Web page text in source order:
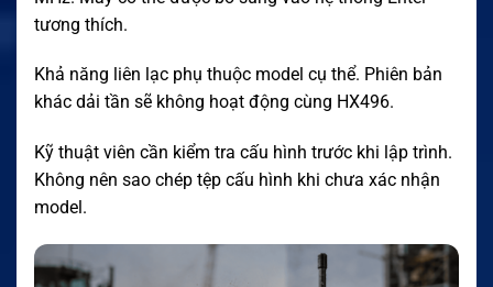
tương thích.
Khả năng liên lạc phụ thuộc model cụ thể. Phiên bản
khác dải tần sẽ không hoạt động cùng HX496.
Kỹ thuật viên cần kiểm tra cấu hình trước khi lập trình.
Không nên sao chép tệp cấu hình khi chưa xác nhận
model.